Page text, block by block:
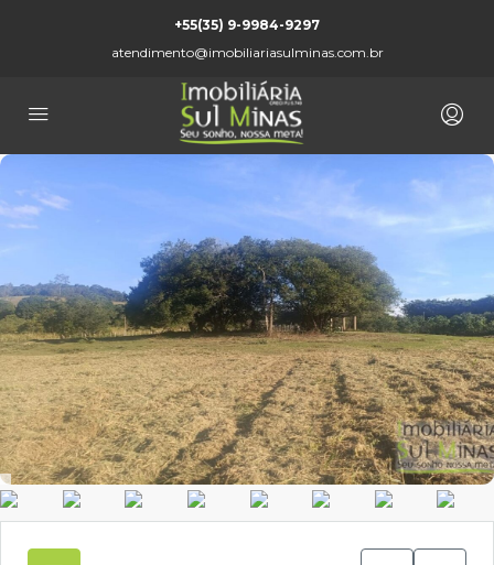
+55(35) 9-9984-9297
atendimento@imobiliariasulminas.com.br